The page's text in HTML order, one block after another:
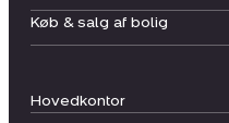
Hovedkontor
Køb & salg af bolig